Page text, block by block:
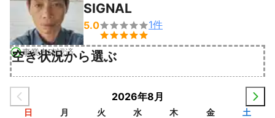
事業者確認済
SIGNAL
5.0

1件
空き状況から選ぶ
2026年8月
日 月 火 水 木 金 土